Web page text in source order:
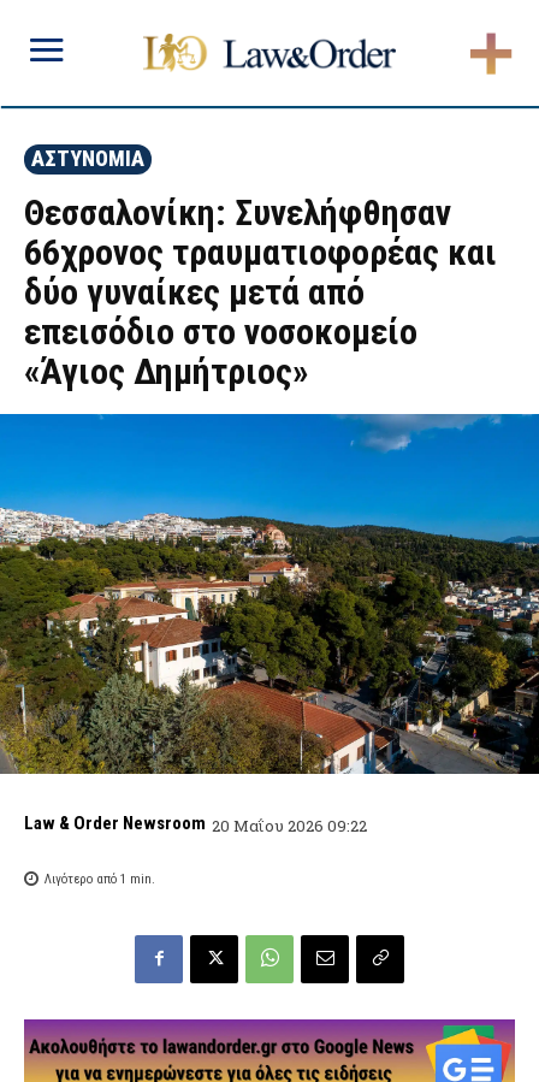
ΑΣΤΥΝΟΜΙΑ
Θεσσαλονίκη: Συνελήφθησαν
66χρονος τραυματιοφορέας και
δύο γυναίκες μετά από
επεισόδιο στο νοσοκομείο
«Άγιος Δημήτριος»
Law & Order Newsroom 20 Μαΐου 2026 09:22
Λιγότερο από 1 min.